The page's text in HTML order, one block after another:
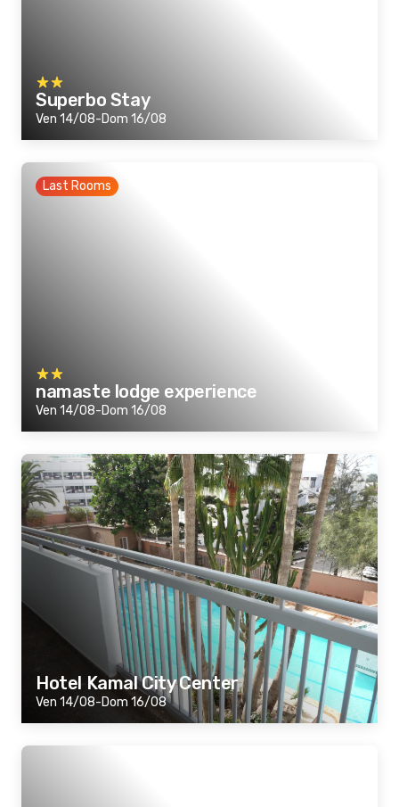
Superbo Stay
Ven 14/08-Dom 16/08
Last Rooms
namaste lodge experience
Ven 14/08-Dom 16/08
Hotel Kamal City Center
Ven 14/08-Dom 16/08